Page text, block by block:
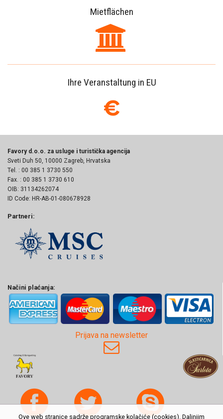
Mietflächen
Ihre Veranstaltung in EU
Favory d.o.o. za usluge i turistička agencija
Sveti Duh 50, 10000 Zagreb, Hrvatska
Tel. : 00 385 1 3730 550
Fax. : 00 385 1 3730 610
OIB: 31134262074
ID Code: HR-AB-01-080678928
Partneri:
Načini plaćanja:
Prijava na newsletter
Ove web stranice sadrže programske kolačiće (cookies). Daljnjim